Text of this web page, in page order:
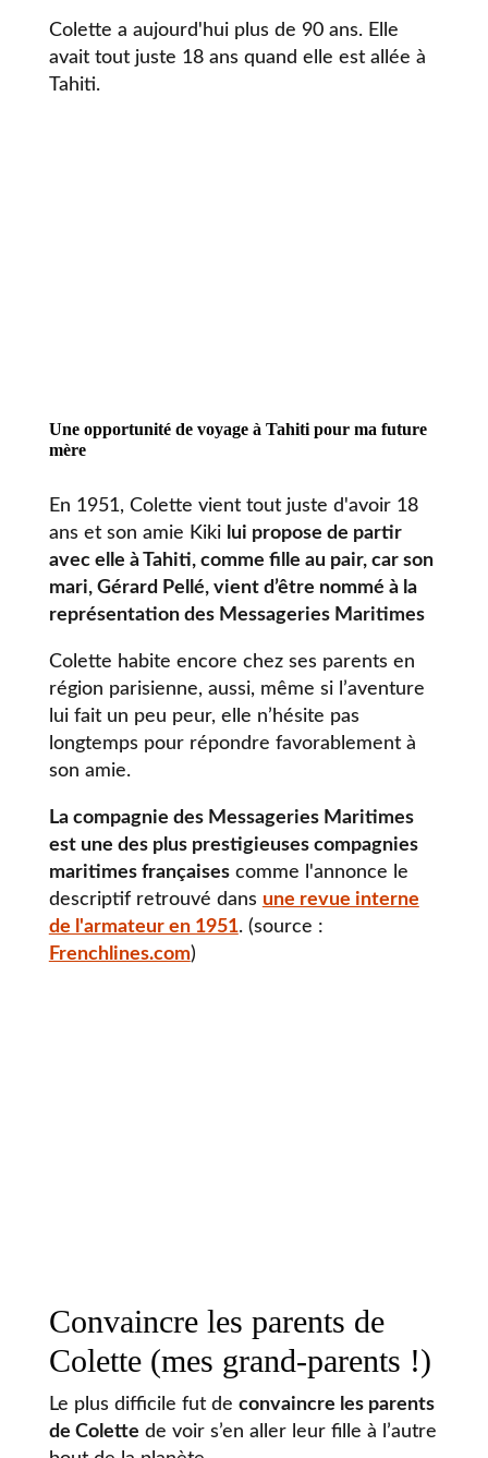
Colette a aujourd'hui plus de 90 ans. Elle
avait tout juste 18 ans quand elle est allée à
Tahiti.
Une opportunité de voyage à Tahiti pour ma future
mère
En 1951, Colette vient tout juste d'avoir 18
ans et son amie Kiki lui propose de partir
avec elle à Tahiti, comme fille au pair, car son
mari, Gérard Pellé, vient d’être nommé à la
représentation des Messageries Maritimes
Colette habite encore chez ses parents en
région parisienne, aussi, même si l’aventure
lui fait un peu peur, elle n’hésite pas
longtemps pour répondre favorablement à
son amie.
La compagnie des Messageries Maritimes
est une des plus prestigieuses compagnies
maritimes françaisescomme l'annonce le
descriptif retrouvé dans une revue interne
de l'armateur en 1951. (source :
Frenchlines.com)
Convaincre les parents de
Colette (mes grand-parents !)
Le plus difficile fut de convaincre les parents
de Colette de voir s’en aller leur fille à l’autre